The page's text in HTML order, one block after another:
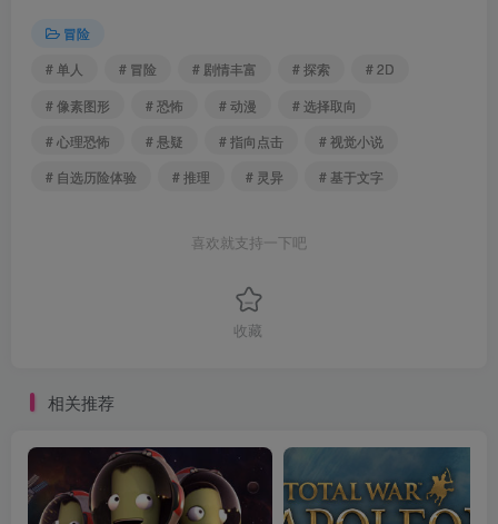
冒险
# 单人
# 冒险 # 剧情丰富 # 探索
# 2D
# 像素图形
# 恐怖 # 动漫
# 选择取向
# 心理恐怖
# 悬疑 # 指向点击
# 视觉小说
# 自选历险体验
# 推理 # 灵异 # 基于文字
喜欢就支持一下吧
收藏
相关推荐